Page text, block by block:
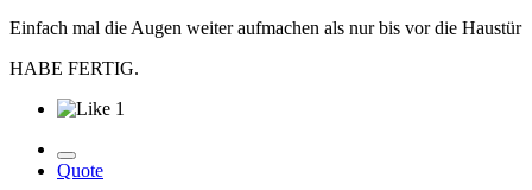
Einfach mal die Augen weiter aufmachen als nur bis vor die Haustür
HABE FERTIG.
1
Quote